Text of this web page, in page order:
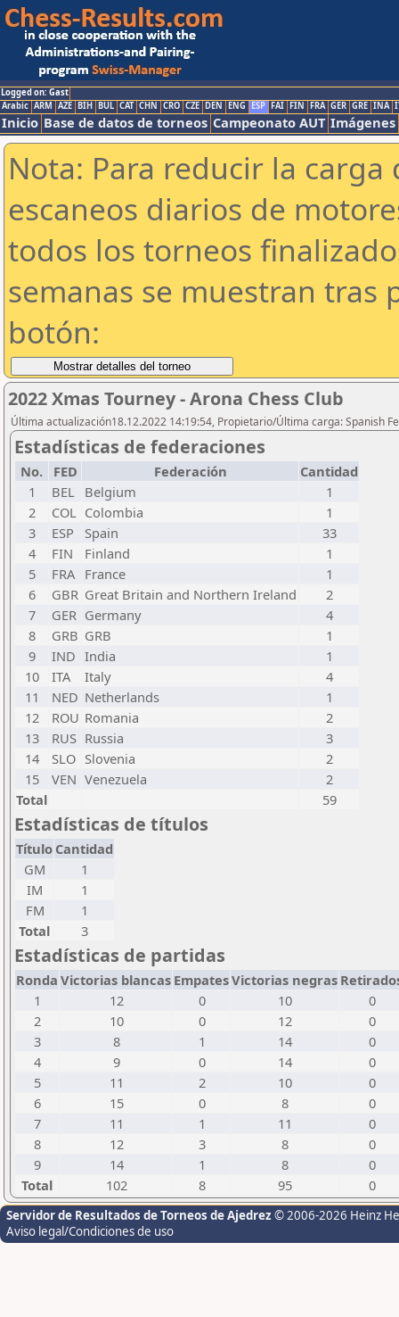
Logged on: Gast
Arabic ARM AZE BIH BUL CAT CHN CRO CZE DEN ENG ESP FAI FIN FRA GER GRE INA
Inicio Base de datos de torneos Campeonato AUT Imágenes
Nota: Para reducir la
escaneos diarios de
todos los torneos
semanas se muestran tras
botón:
2022 Xmas Tourney - Arona Chess Club
Última actualización18.12.2022 14:19:54, Propietario/Última carga: Spanish
Estadísticas de federaciones
No. FED Federación
Cantidad
1
BEL Belgium
1
2
COL Colombia
1
3
ESP Spain
33
4
FIN Finland
1
5
FRA France
1
6
GBR Great Britain and Northern Ireland
2
7
GER Germany
4
8
GRB GRB
1
9
IND India
1
10
ITA Italy
4
11
NED Netherlands
1
12
ROU Romania
2
13
RUS Russia
3
14
SLO Slovenia
2
15
VEN Venezuela
2
Total
59
Estadísticas de títulos
Título Cantidad
GM
1
IM
1
FM
1
Total
3
Estadísticas de partidas
Ronda Victorias blancas EmpatesVictorias negras
1
12 0 10
0
2
10 0 12
0
3
8 1 14
0
4
9 0 14
0
5
11 2 10
0
6
15 0 8
0
7
11 1 11
0
8
12 3 8
0
9
14 1 8
0
Total
102 8 95 0
Servidor de Resultados de Torneos de Ajedrez © 2006-2026 Heinz
Aviso legal/Condiciones de uso